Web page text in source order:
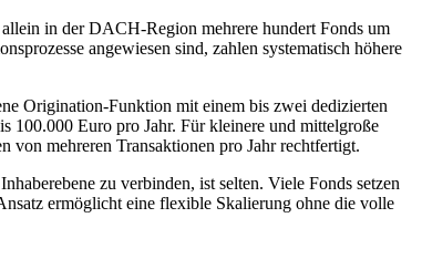
in der DACH-Region mehrere hundert Fonds um
angewiesen sind, zahlen systematisch höhere
Origination-Funktion mit einem bis zwei dedizierten
100.000 Euro pro Jahr. Für kleinere und mittelgroße
von mehreren Transaktionen pro Jahr rechtfertigt.
zu verbinden, ist selten. Viele Fonds setzen
ermöglicht eine flexible Skalierung ohne die volle